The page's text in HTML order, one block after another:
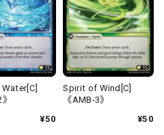
¥50
Spirit of Wind[C]
《AMB-3》
¥50